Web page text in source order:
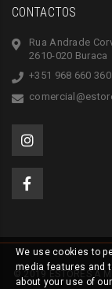
CONTACTOS
Rua Andrade
2610-020 Buraca
+351 968 660 360
© 2019 ESTORES À
We use cookies to
media features and
about your use of